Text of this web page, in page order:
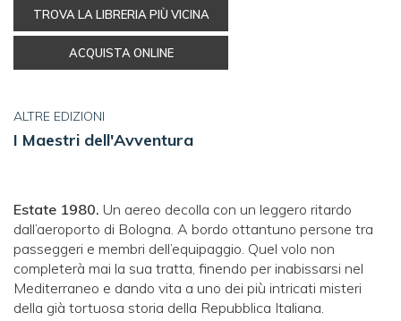
TROVA LA LIBRERIA PIÙ VICINA
ACQUISTA ONLINE
ALTRE EDIZIONI
I Maestri dell'Avventura
Estate 1980. Un aereo decolla con un leggero ritardo
dall’aeroporto di Bologna. A bordo ottantuno persone tra
passeggeri e membri dell’equipaggio. Quel volo non
completerà mai la sua tratta, finendo per inabissarsi nel
Mediterraneo e dando vita a uno dei più intricati misteri
della già tortuosa storia della Repubblica Italiana.